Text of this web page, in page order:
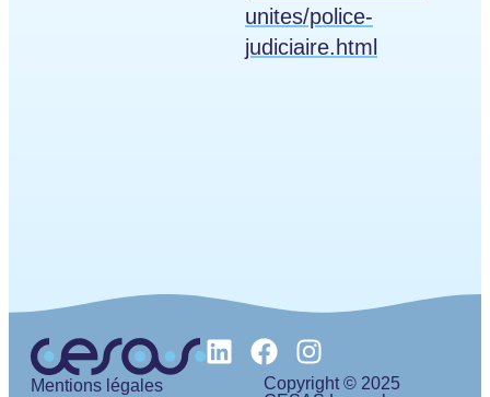
unites/police-
judiciaire.html
Copyright © 2025
Mentions légales